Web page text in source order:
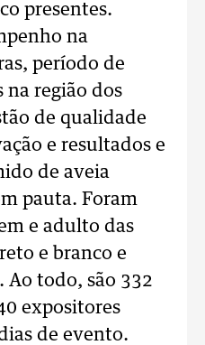
presentes.
na
período de
na região dos
de qualidade
e resultados e
de aveia
pauta. Foram
e adulto das
e branco e
Ao todo, são 332
expositores
de evento.